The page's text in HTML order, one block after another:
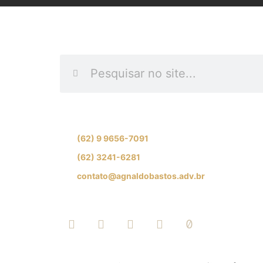
(62) 9 9656-7091
(62) 3241-6281
contato@agnaldobastos.adv.br